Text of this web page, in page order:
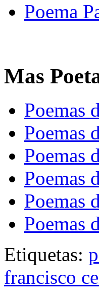
Poema
Mas
Poemas
Poemas
Poemas
Poemas
Poemas
Poemas
Etiquetas:
francisco